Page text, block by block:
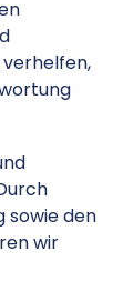
sowie den
wir